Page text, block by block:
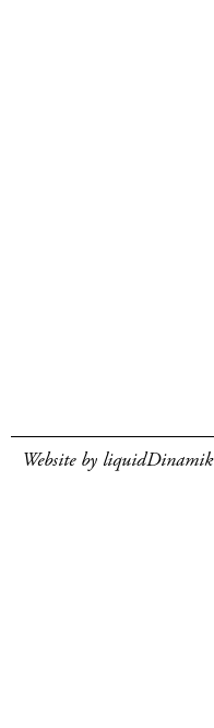
Website by liquidDinamik